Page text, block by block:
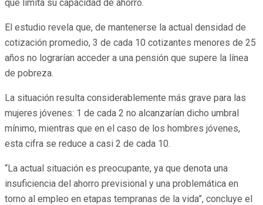
que limita su capacidad de ahorro.
El estudio revela que, de mantenerse la actual densidad de
cotización promedio, 3 de cada 10 cotizantes menores de 25
años no lograrían acceder a una pensión que supere la línea
de pobreza.
La situación resulta considerablemente más grave para las
mujeres jóvenes: 1 de cada 2 no alcanzarían dicho umbral
mínimo, mientras que en el caso de los hombres jóvenes,
esta cifra se reduce a casi 2 de cada 10.
“La actual situación es preocupante, ya que denota una
insuficiencia del ahorro previsional y una problemática en
torno al empleo en etapas tempranas de la vida”, concluye el